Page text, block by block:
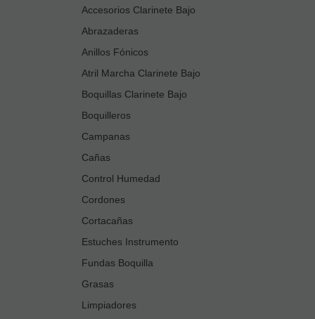
Accesorios Clarinete Bajo
Abrazaderas
Anillos Fónicos
Atril Marcha Clarinete Bajo
Boquillas Clarinete Bajo
Boquilleros
Campanas
Cañas
Control Humedad
Cordones
Cortacañas
Estuches Instrumento
Fundas Boquilla
Grasas
Limpiadores